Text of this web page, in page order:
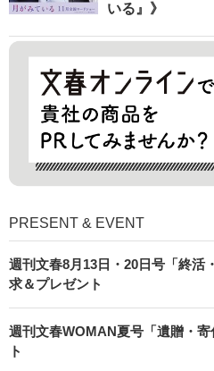
いる』》
PRESENT & EVENT
週刊文春8月13日・20日号「終活
求＆プレゼント
週刊文春WOMAN夏号「遺贈・
ト